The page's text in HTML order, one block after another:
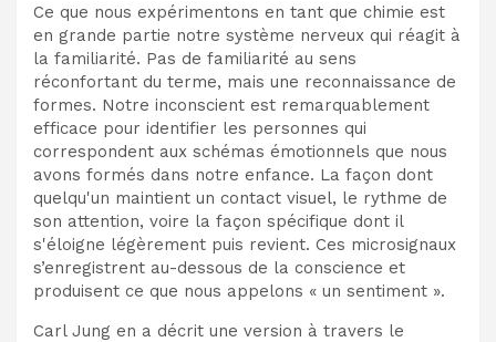
Ce que nous expérimentons en tant que chimie est
en grande partie notre système nerveux qui réagit à
la familiarité. Pas de familiarité au sens
réconfortant du terme, mais une reconnaissance de
formes. Notre inconscient est remarquablement
efficace pour identifier les personnes qui
correspondent aux schémas émotionnels que nous
avons formés dans notre enfance. La façon dont
quelqu'un maintient un contact visuel, le rythme de
son attention, voire la façon spécifique dont il
s'éloigne légèrement puis revient. Ces microsignaux
s’enregistrent au-dessous de la conscience et
produisent ce que nous appelons « un sentiment ».
Carl Jung en a décrit une version à travers le